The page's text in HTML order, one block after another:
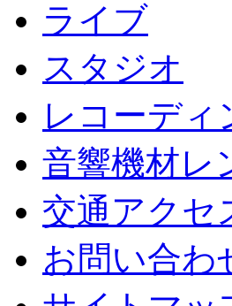
ライブ
スタジオ
レコーディ
音響機材レ
交通アクセ
お問い合わ